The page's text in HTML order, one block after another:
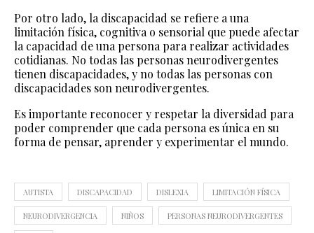
Por otro lado, la discapacidad se refiere a una
limitación física, cognitiva o sensorial que puede afectar
la capacidad de una persona para realizar actividades
cotidianas. No todas las personas neurodivergentes
tienen discapacidades, y no todas las personas con
discapacidades son neurodivergentes.
Es importante reconocer y respetar la diversidad para
poder comprender que cada persona es única en su
forma de pensar, aprender y experimentar el mundo.
AUTISTA DISCAPACIDAD DISLEXIA LIMITACIÓN FÍSICA
NEURODIVERGENCIA NIÑOS PERSONAS NEURODIVERGENTES